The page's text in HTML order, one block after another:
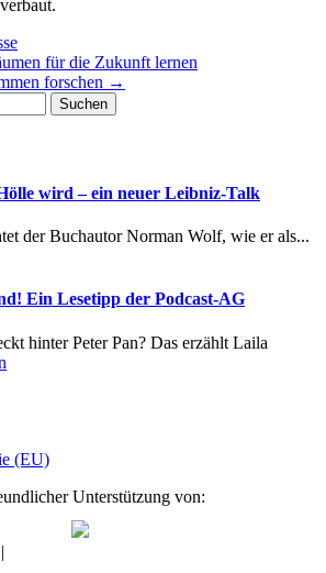
für die Zukunft lernen
forschen →
wird – ein neuer Leibniz-Talk
der Buchautor Norman Wolf, wie er als...
Ein Lesetipp der Podcast-AG
hinter Peter Pan? Das erzählt Laila
(EU)
Unterstützung von:
|